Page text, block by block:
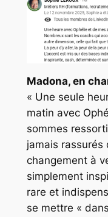
Madona, en
« Une seule
matin avec
sommes
jamais rassurés
changement à
simplement
rare et
se mettre «